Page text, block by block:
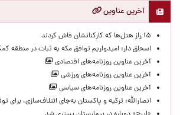
آخرین عناوین
۱۵ راز هتل‌ها که کارکنانشان فاش کردند
اسحاق دار: امیدواریم توافق مکه به ثبات در منطقه
آخرین عناوین روزنامه‌های اقتصادی
آخرین عناوین روزنامه‌های ورزشی
آخرین عناوین روزنامه‌های سیاسی
انصارالله: ترکیه و پاکستان به‌جای ائتلاف‌سازی، برای